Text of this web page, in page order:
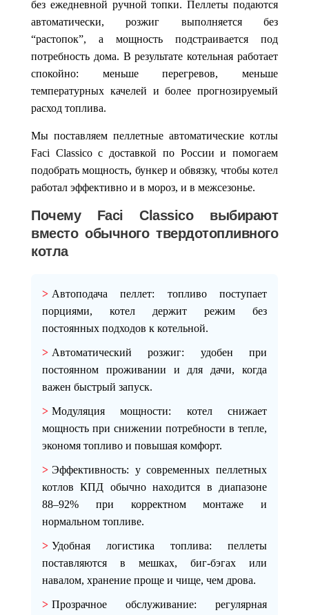
без ежедневной ручной топки. Пеллеты подаются
автоматически, розжиг выполняется без
“растопок”, а мощность подстраивается под
потребность дома. В результате котельная работает
спокойно: меньше перегревов, меньше
температурных качелей и более прогнозируемый
расход топлива.
Мы поставляем пеллетные автоматические котлы
Faci Classicoс доставкой по России и помогаем
подобрать мощность, бункер и обвязку, чтобы котел
работал эффективно и в мороз, и в межсезонье.
Почему Faci Classico выбирают
вместо обычного твердотопливного
котла
Автоподача пеллет: топливо поступает
порциями, котел держит режим без
постоянных подходов к котельной.
Автоматический розжиг: удобен при
постоянном проживании и для дачи, когда
важен быстрый запуск.
Модуляция мощности: котел снижает
мощность при снижении потребности в тепле,
экономя топливо и повышая комфорт.
Эффективность: у современных пеллетных
котлов КПД обычно находится в диапазоне
88–92% при корректном монтаже и
нормальном топливе.
Удобная логистика топлива: пеллеты
поставляются в мешках, биг-бэгах или
навалом, хранение проще и чище, чем дрова.
Прозрачное обслуживание: регулярная